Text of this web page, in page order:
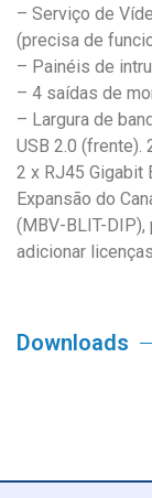
– Serviço de
(precisa de
– Painéis de
– 4 saídas de
– Largura de
USB 2.0 (frente).
2 x RJ45 Gigabit
Expansão do
(MBV-BLIT-DIP),
adicionar
Downloads